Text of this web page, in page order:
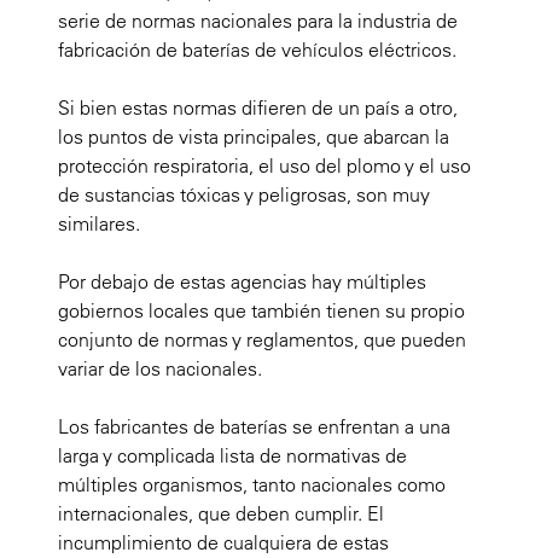
serie de normas nacionales para la industria de
fabricación de baterías de vehículos eléctricos.
Si bien estas normas difieren de un país a otro,
los puntos de vista principales, que abarcan la
protección respiratoria, el uso del plomo y el uso
de sustancias tóxicas y peligrosas, son muy
similares.
Por debajo de estas agencias hay múltiples
gobiernos locales que también tienen su propio
conjunto de normas y reglamentos, que pueden
variar de los nacionales.
Los fabricantes de baterías se enfrentan a una
larga y complicada lista de normativas de
múltiples organismos, tanto nacionales como
internacionales, que deben cumplir. El
incumplimiento de cualquiera de estas